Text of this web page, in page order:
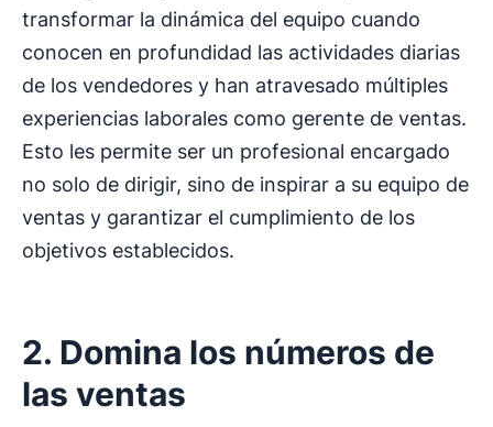
transformar la dinámica del equipo cuando
conocen en profundidad las actividades diarias
de los vendedores y han atravesado múltiples
experiencias laborales como gerente de ventas.
Esto les permite ser un profesional encargado
no solo de dirigir, sino de inspirar a su equipo de
ventas y garantizar el cumplimiento de los
objetivos establecidos.
2. Domina los números de
las ventas